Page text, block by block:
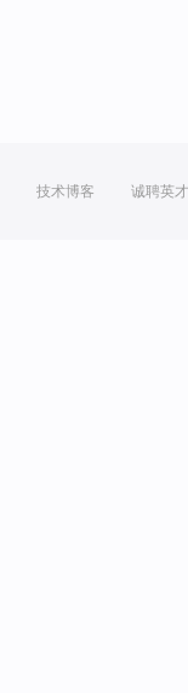
技术博客 诚聘英才